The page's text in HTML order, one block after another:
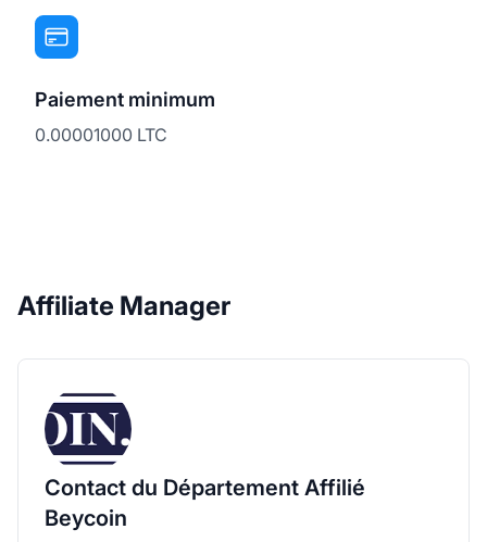
Paiement minimum
0.00001000 LTC
Affiliate Manager
Contact du Département Affilié
Beycoin